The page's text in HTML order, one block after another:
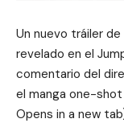
Un nuevo tráiler
revelado en el
comentario del
el manga one-
Opens in a new